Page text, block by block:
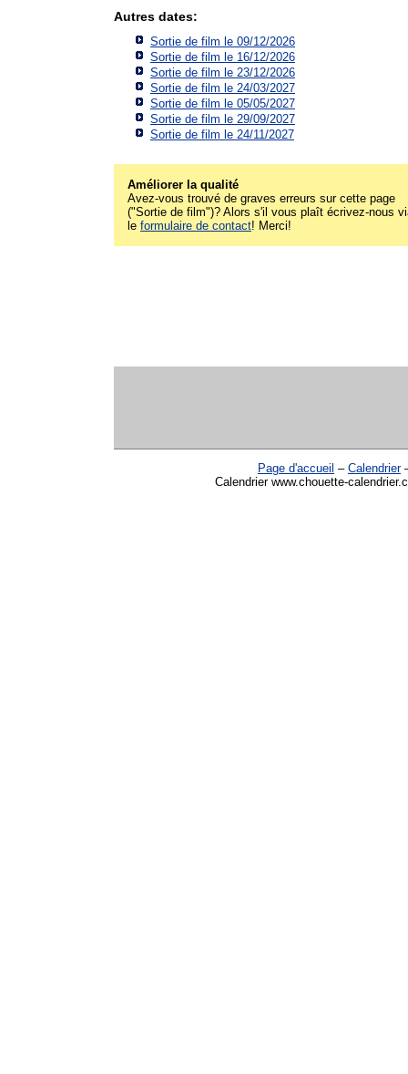
Autres dates:
Sortie de film le 09/12/2026
Sortie de film le 16/12/2026
Sortie de film le 23/12/2026
Sortie de film le 24/03/2027
Sortie de film le 05/05/2027
Sortie de film le 29/09/2027
Sortie de film le 24/11/2027
Améliorer la qualité
Avez-vous trouvé de graves erreurs sur cette page
("Sortie de film")? Alors s'il vous plaît écrivez-nous
le formulaire de contact! Merci!
Page d'accueil – Calendrier
Calendrier www.chouette-